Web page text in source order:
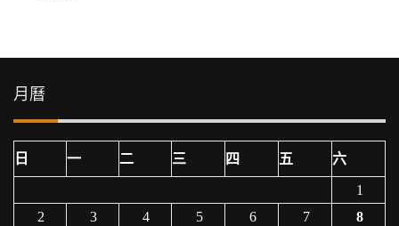
月曆
日 一 二 三 四 五 六
1
2
3 4 5 6 7
8